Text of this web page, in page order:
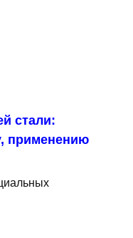
стали:
применению